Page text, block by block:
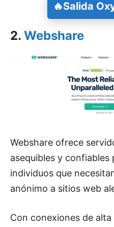
🔥Salida
2. Webshare
Webshare ofrece
asequibles y confiables
individuos que
anónimo a sitios web
Con conexiones de